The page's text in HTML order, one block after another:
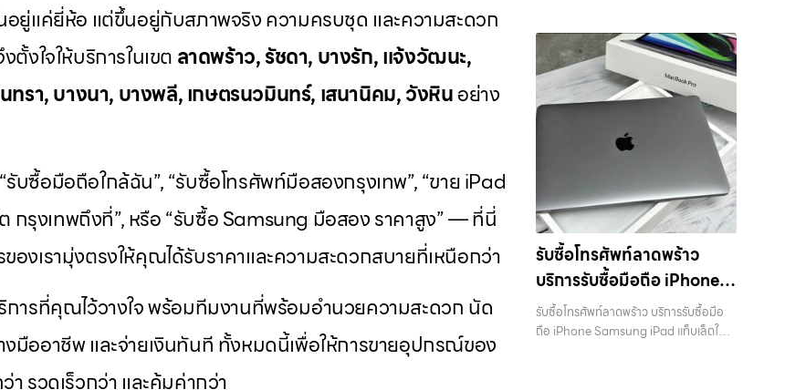
อยู่แค่ยี่ห้อ แต่ขึ้นอยู่กับสภาพจริง ความครบชุด และความสะดวก
ตั้งใจให้บริการในเขต ลาดพร้าว, รัชดา, บางรัก, แจ้งวัฒนะ,
ทรา, บางนา, บางพลี, เกษตรนวมินทร์, เสนานิคม, วังหินอย่าง
บซื้อมือถือใกล้ฉัน”, “รับซื้อโทรศัพท์มือสองกรุงเทพ”, “ขาย iPad
ต กรุงเทพถึงที่”, หรือ “รับซื้อ Samsung มือสอง ราคาสูง” — ที่นี่
องเรามุ่งตรงให้คุณได้รับราคาและความสะดวกสบายที่เหนือกว่า
การที่คุณไว้วางใจ พร้อมทีมงานที่พร้อมอำนวยความสะดวก นัด
มืออาชีพ และจ่ายเงินทันที ทั้งหมดนี้เพื่อให้การขายอุปกรณ์ของ
รวดเร็วกว่า และคุ้มค่ากว่า
วงจร บริการของเรา เราให้บริการแบบครบ
วงจรสำหรับลูกค้าที่ต้องการขายอุปกรณ์
ไอที…
Samsung มือสอง ราคาสูง” — ที่นี่คือคำ
ตอบ เพราะบริการของเรามุ่งตรงให้คุณได้
รับราคาและความสะดวกสบายที่เหนือกว่า
เลือกเราแล้วคุณจะได้บริการที่คุณไว้วางใจ
พร้อมทีมงานที่พร้อมอำนวยความสะดวก
นัดรับถึงที่ ตรวจสภาพอย่างมืออาชีพ และ
อุปกรณ์ของคุณเป็นเรื่องง่ายขึ้น ดีกว่า
รวดเร็วกว่า และคุ้มค่ากว่า ทำไมต้องเลือก
เรา ผู้เชี่ยวชาญด้านการให้บริการ รับซื้อมือ
ถือ iPhone, Samsung, ไอแพด แท็บเล็ต
ทุกยี่ห้อ ในราคาสูง พร้อมจ่ายเงินทันที โดย
เน้นบริการในพื้นที่ ลาดพร้าว, รัชดา, บางรัก,
รวมถึง บางนา, บางพลี, เกษตรนวมินทร์,
เสนานิคม, วังหินไม่ว่าคุณจะต้องการ รับซื้อ
ไม่ใช่แค่เครื่องใช้ไฟฟ้า แต่เป็นทรัพย์สินที่มี
มูลค่า คุณอาจต้องการเปลี่ยนรุ่น หรือ
ต้องการเงินด่วน เราจึงมอบบริการประเมิน
สภาพเครื่อง ฟรี ปราบปรามความยุ่งยาก
ทั้งหลาย โดยเน้น โปร่งใส มั่นใจได้ และจ่าย
เงินทันทีเมื่อตกลงซื้อขายสำเร็จ บริการของ
เราครอบคลุมทั้ง iPhone สายใหม่-เก่า,
แบรนด์ เรารับถึงแม้จะอยู่ในสภาพใช้งาน
แล้ว ตกแต่งแล้ว หรือมีรอยบ้าง เพราะมูลค่า
ของเครื่องไม่ได้ขึ้นอยู่แค่ยี่ห้อ แต่ขึ้นอยู่กับ
สภาพจริง ความครบชุด และความสะดวกใน
การขายของคุณ เราจึงตั้งใจให้บริการในเขต
ลาดพร้าว, รัชดา, บางรัก, แจ้งวัฒนะ,
บางแค, วัชรพล, รามอินทรา, บางนา,
บางพลี, เกษตรนวมินทร์, เสนานิคม, วังหิน
ทุกยี่ห้อ ให้ราคาสูง พร้อมจ่ายเงินทันที
ครอบคลุมพื้นที่ ลาดพร้าว, รัชดา, บางรัก,
แจ้งวัฒนะ, บางแค, วัชรพล, รามอินทรา
และเขตกรุงเทพฯ ใกล้ “ใกล้ ฉัน” ที่สุด ในยุค
ที่สมาร์ทโฟน แท็บเล็ต และอุปกรณ์ไอทีใหม่ๆ
เปลี่ยนรุ่นกันแทบทุกช่วงเวลา อุปกรณ์ที่
คุณใช้แล้วอาจกลายเป็นของที่ไม่ได้ใช้งาน
อยู่เฉยๆ เว็บไซต์ของเราจึงเกิดขึ้นเพื่อเป็น
ทางเลือกให้คุณสามารถเปลี่ยนอุปกรณ์ที่ไม่
ใช้แล้วให้กลายเป็นเงินสดได้ทันที ด้วย
บริการ รับซื้อไอโฟน, รับซื้อไอแพด, รับซื้อ
มือถือ, รับซื้อโทรศัพท์, รับซื้อโน๊ตบุ๊ค, รับซื้อ
แท็บเล็ต, รับซื้อสินค้าไอทีกรุงเทพมหานคร
อย่างครบวงจร ไม่ว่าคุณจะอยู่โซนเมือง
หรือเขตชานเมือง เรามีทีมงานพร้อมให้
บริการถึงที่ในพื้นที่ “ใกล้ ฉัน” เพื่อความ
สะดวกและรวดเร็วที่สุด ที่ “รับซื้อขายมือ
อุปกรณ์ iPhone, Samsung, iPad,
แท็บเล็ต ทุกยี่ห้อ พร้อมให้บริการในพื้นที่
ลาดพร้าว รัชดา บางรัก แจ้งวัฒนะ บางแค
วัชรพล รามอินทรา รับซื้อไอแพดวัชรพล —
ผู้เชี่ยวชาญด้านการให้บริการ รับซื้อมือถือ
iPhone, Samsung, ไอแพด แท็บเล็ตทุก
ยี่ห้อ ในราคาสูง พร้อมจ่ายเงินทันที รับซื้อ
บริการ รับซื้อมือถือ iPhone, Samsung,
ไอแพด แท็บเล็ตทุกยี่ห้อ ในราคาสูง พร้อม
จ่ายเงินทันที รับซื้อ iPhone ทุกรุ่น… รับซื้อ
ไอแพดวัชรพล รับซื้อ iPhone ทุกรุ่น ให้
ราคาสูง พร้อมจ่ายเงินทันที ประสบการณ์
เหนือระดับกับการ รับซื้อไอโฟน, รับซื้อไอ
ขายมือถือ.com” เว็บไซต์ที่คุณไว้วางใจได้
สำหรับบริการ รับซื้อ มือถือ iPhone,
รับซื้อโทรศัพท์ลาดพร้าว
บริการรับซื้อมือถือ iPhone
Samsung iPad แท็บเล็ตใน
พื้นที่ ลาดพร้าว รัชดา บางรัก
รับซื้อโทรศัพท์ลาดพร้าว บริการรับซื้อมือ
ถือ iPhone Samsung iPad แท็บเล็ตใน